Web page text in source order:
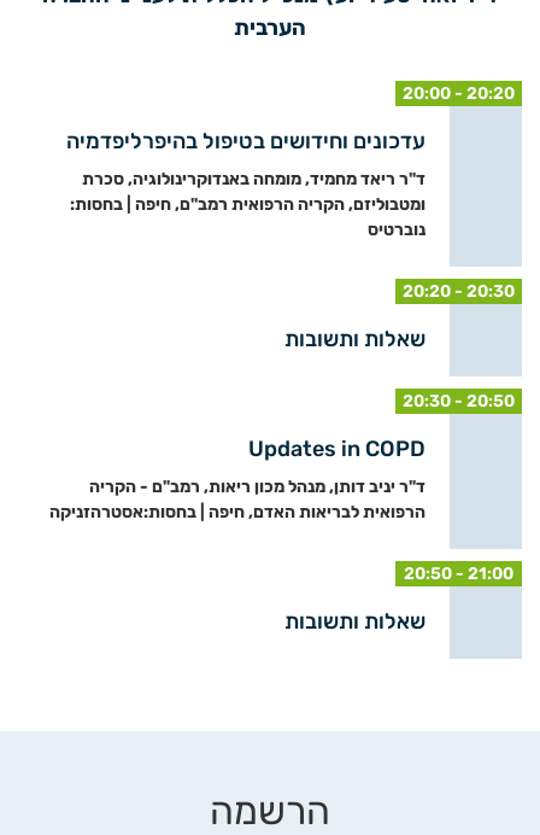
הערבית
20:00 - 20:20
עדכונים וחידושים בטיפול בהיפרליפדמיה
ד"ר ריאד מחמיד, מומחה באנדוקרינולוגיה, סכרת
ומטבוליזם, הקריה הרפואית רמב"ם, חיפה | בחסות:
נוברטיס
20:20 - 20:30
שאלות ותשובות
20:30 - 20:50
Updates in COPD
ד"ר יניב דותן, מנהל מכון ריאות, רמב"ם - הקריה
הרפואית לבריאות האדם, חיפה | בחסות:אסטרהזניקה
20:50 - 21:00
שאלות ותשובות
הרשמה